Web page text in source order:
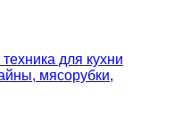
для кухни
мясорубки,